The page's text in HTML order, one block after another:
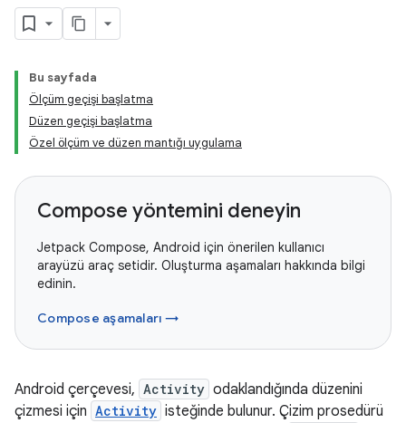
Bu sayfada
Ölçüm geçişi başlatma
Düzen geçişi başlatma
Özel ölçüm ve düzen mantığı uygulama
Compose yöntemini deneyin
Jetpack Compose, Android için önerilen kullanıcı
arayüzü araç setidir. Oluşturma aşamaları hakkında bilgi
edinin.
Compose aşamaları →
Android çerçevesi, Activity odaklandığında düzenini
çizmesi için Activity isteğinde bulunur. Çizim prosedürü